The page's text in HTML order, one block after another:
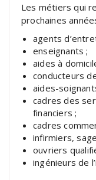
Les métiers qui
prochaines
agents
enseignants ;
aides à
conducteurs
aides-
cadres des
financiers ;
cadres
infirmiers,
ouvriers
ingénieurs de